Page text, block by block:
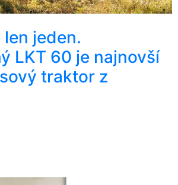
jeden.
LKT 60 je najnovší
traktor z